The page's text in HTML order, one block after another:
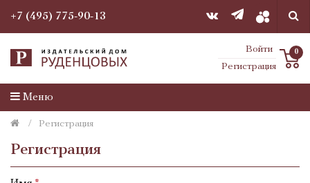
+7 (495) 775-90-13
Войти
Регистрация
0
Меню
Регистрация
Регистрация